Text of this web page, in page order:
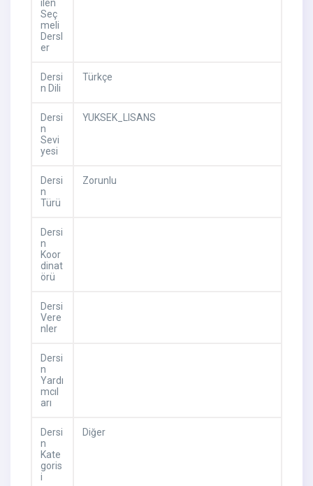
ilen
Seç
meli
Dersl
er
Dersi
n Dili
Türkçe
Dersi
n
Sevi
yesi
YUKSEK_LISANS
Dersi
n
Türü
Zorunlu
Dersi
n
Koor
dinat
örü
Dersi
Vere
nler
Dersi
n
Yardı
mcıl
arı
Dersi
n
Kate
goris
i
Diğer